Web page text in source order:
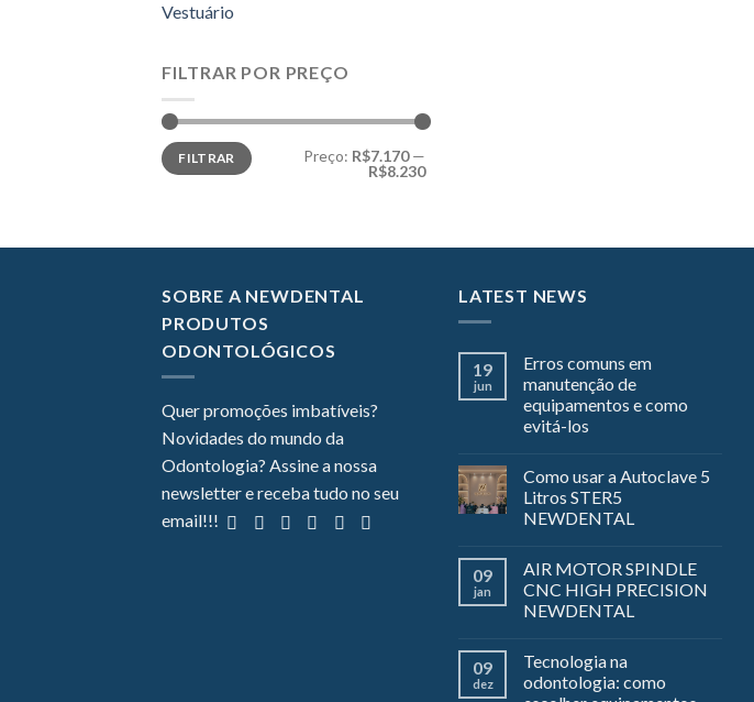
Vestuário
FILTRAR POR PREÇO
Preço
mínimo
Preço
máximo
FILTRAR Preço: R$7.170—
R$8.230
SOBRE A NEWDENTAL
PRODUTOS
ODONTOLÓGICOS
Quer promoções imbatíveis?
Novidades do mundo da
Odontologia? Assine a nossa
newsletter e receba tudo no seu
email!!!
LATEST NEWS
19
jun
Erros comuns em
manutenção de
equipamentos e como
evitá-los
Como usar a Autoclave 5
Litros STER5
NEWDENTAL
09
jan
AIR MOTOR SPINDLE
CNC HIGH PRECISION
NEWDENTAL
09
dez
Tecnologia na
odontologia: como